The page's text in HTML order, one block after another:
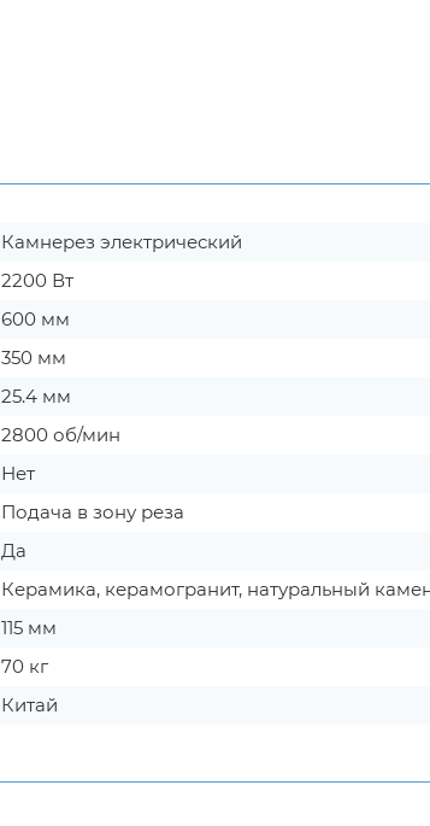
Камнерез электрический
2200 Вт
600 мм
350 мм
25.4 мм
2800 об/мин
Нет
Подача в зону реза
Да
Керамика, керамогранит, натуральный
115 мм
70 кг
Китай